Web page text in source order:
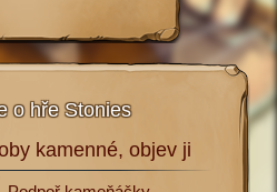
o hře Stonies
kamenné, objev ji